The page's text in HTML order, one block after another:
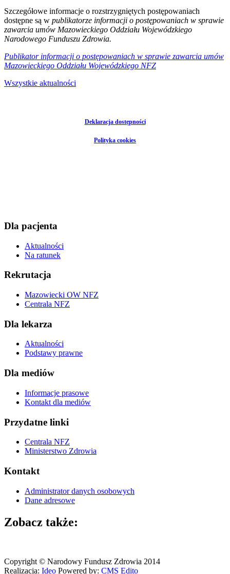
Szczegółowe informacje o rozstrzygniętych postępowaniach
dostępne są w publikatorze informacji o postępowaniach w sprawie
zawarcia umów Mazowieckiego Oddziału Wojewódzkiego
Narodowego Funduszu Zdrowia.
Publikator informacji o postępowaniach w sprawie zawarcia umów
Mazowieckiego Oddziału Wojewódzkiego NFZ
Wszystkie aktualności
Deklaracja dostępności
Polityka cookies
Dla pacjenta
Aktualności
Na ratunek
Rekrutacja
Mazowiecki OW NFZ
Centrala NFZ
Dla lekarza
Aktualności
Podstawy prawne
Dla mediów
Informacje prasowe
Kontakt dla mediów
Przydatne linki
Centrala NFZ
Ministerstwo Zdrowia
Kontakt
Administrator danych osobowych
Dane adresowe
Zobacz także:
Copyright © Narodowy Fundusz Zdrowia 2014
Realizacja: Ideo Powered by: CMS Edito